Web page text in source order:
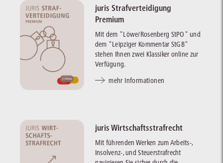
juris Strafverteidigung
Premium
Mit dem "Löwe/Rosenberg StPO" und
dem "Leipziger Kommentar StGB"
stehen Ihnen zwei Klassiker online zur
Verfügung.
mehr Informationen
juris Wirtschaftsstrafrecht
Mit führenden Werken zum Arbeits-,
Insolvenz-, und Steuerstrafrecht